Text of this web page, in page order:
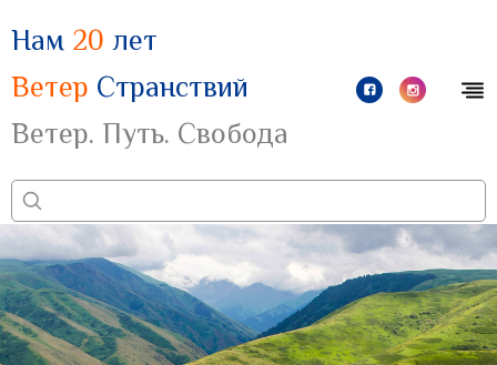
Нам 20 лет
Ветер Странствий
Ветер. Путь. Свобода